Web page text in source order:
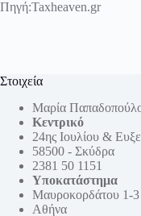
Πηγή:Taxheaven.gr
Στοιχεία
Μαρία
Κεντρικό
24ης Ιουλίου &
58500 - Σκύδρα
2381 50 1151
Υποκατάστημα
Μαυροκορδάτου 1-3
Αθήνα